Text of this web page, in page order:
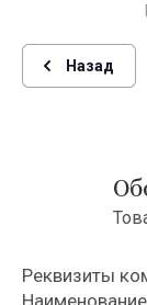
Назад
Реквизиты